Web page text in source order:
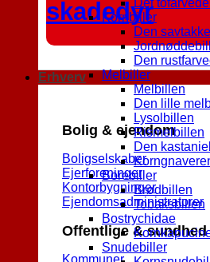
skadedyr
Erhverv
Bolig & ejendom
Boligselskaber
Ejerforeninger
Kontorbygninger
Ejendomsadministratorer
Offentlige & sundhed
Kommuner
Det
Kornbiller
Den
Den
Melbiller
Melbillen
Den lille
Lysolbillen
Rismelbillen
Den
Borebiller
Brødbillen
Tobaksbillen
Bostrychidae
Snudebiller